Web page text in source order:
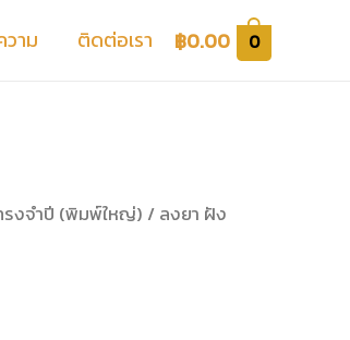
าม ติดต่อเรา ฿0.00 0
รงจำปี (พิมพ์ใหญ่) / ลงยา ฝัง